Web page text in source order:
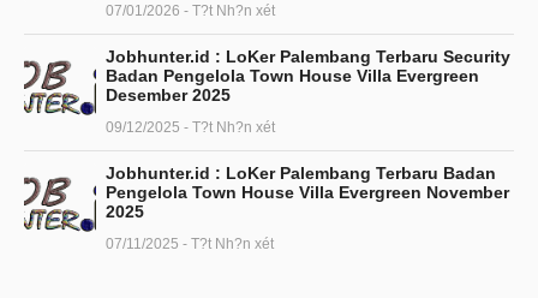
07/01/2026 - T?t Nh?n xét
Jobhunter.id : LoKer Palembang Terbaru Security
Badan Pengelola Town House Villa Evergreen
Desember 2025
09/12/2025 - T?t Nh?n xét
Jobhunter.id : LoKer Palembang Terbaru Badan
Pengelola Town House Villa Evergreen November
2025
07/11/2025 - T?t Nh?n xét